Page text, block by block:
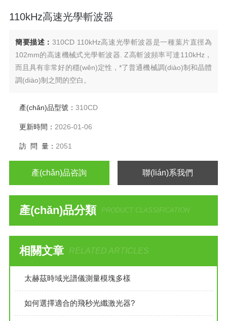
110kHz高速光學斬波器
簡要描述：310CD 110kHz高速光學斬波器是一種葉片直徑為
102mm的高速機械式光學斬波器. Z高斬波頻率可達110kHz，
而且具有非常好的穩(wěn)定性，*了普通機械調(diào)制和晶體
調(diào)制之間的空白。
產(chǎn)品型號： 310CD
更新時間： 2026-01-06
訪 問 量： 2051
產(chǎn)品咨詢 聯(lián)系我們
產(chǎn)品分類 PRODUCT CLASSIFICATION
相關文章 RELATED ARTICLES
太赫茲時域光譜儀測量模塊多樣
如何選擇適合的飛秒光纖激光器?